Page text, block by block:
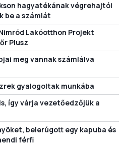
hagyatékának végrehajtói
be a számlát
Lakóotthon Projekt
Plusz
meg vannak számlálva
gyalogoltak munkába
így várja vezetőedzőjük a
belerúgott egy kapuba és
férfi